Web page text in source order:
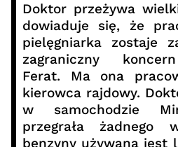
Doktor przeżywa
dowiaduje się, że
pielęgniarka zostaje
zagraniczny
Ferat. Ma ona
kierowca rajdowy.
w samochodzie
przegrała żadnego
benzyny używana jest